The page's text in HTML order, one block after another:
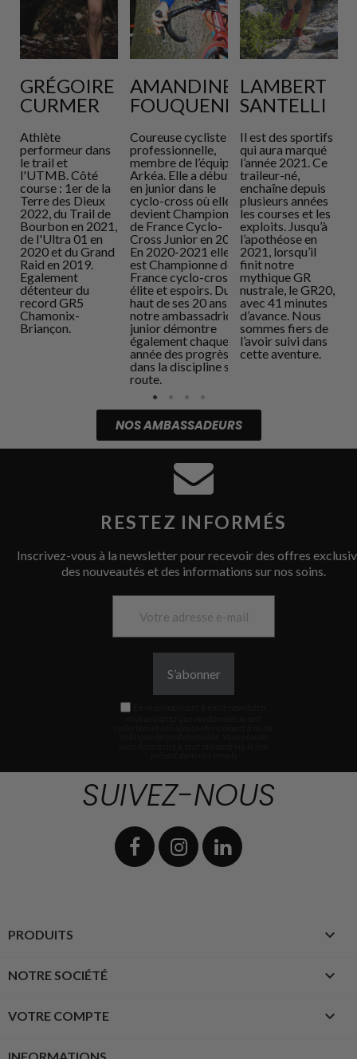
a
ultra
En
et
GRÉGOIRE
CURMER
Athlète
performeur dans
le trail et
l'UTMB. Côté
course : 1er de la
Terre des Dieux
2022, du Trail de
Bourbon en 2021,
de l'Ultra 01 en
2020 et du Grand
Raid en 2019.
Egalement
détenteur du
record GR5
Chamonix-
Briançon.
AMANDINE
FOUQUENET
Coureuse cycliste
professionnelle,
membre de l’équipe
Arkéa. Elle a débuté
en junior dans le
cyclo-cross où elle
devient Championne
de France Cyclo-
Cross Junior en 2019.
En 2020-2021 elle
est Championne de
France cyclo-cross
élite et espoirs. Du
haut de ses 20 ans,
notre ambassadrice
junior démontre
également chaque
année des progrès
dans la discipline sur
route.
LAMBERT
SANTELLI
Il est des sportifs
qui aura marqué
l’année 2021. Ce
traileur-né,
enchaîne depuis
plusieurs années
les courses et les
exploits. Jusqu’à
l’apothéose en
2021, lorsqu’il
finit notre
mythique GR
nustrale, le GR20,
avec 41 minutes
d’avance. Nous
sommes fiers de
l’avoir suivi dans
cette aventure.
NOS AMBASSADEURS
RESTEZ INFORMÉS
Inscrivez-vous à la newsletter pour recevoir des offres
des nouveautés et des informations sur nos soins.
S’abonner
SUIVEZ-NOUS
PRODUITS 
NOTRE SOCIÉTÉ 
VOTRE COMPTE 